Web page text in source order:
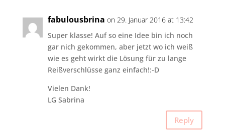
fabulousbrina on 29. Januar 2016 at 13:42
Super klasse! Auf so eine Idee bin ich noch
gar nich gekommen, aber jetzt wo ich weiß
wie es geht wirkt die Lösung für zu lange
Reißverschlüsse ganz einfach!:-D
Vielen Dank!
LG Sabrina
Reply